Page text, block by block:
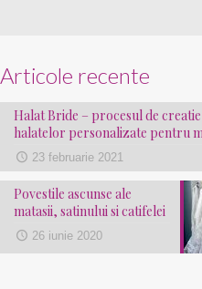
Articole recente
Halat Bride – procesul de creatie
halatelor personalizate pentru
23 februarie 2021
Povestile ascunse ale
matasii, satinului si catifelei
26 iunie 2020